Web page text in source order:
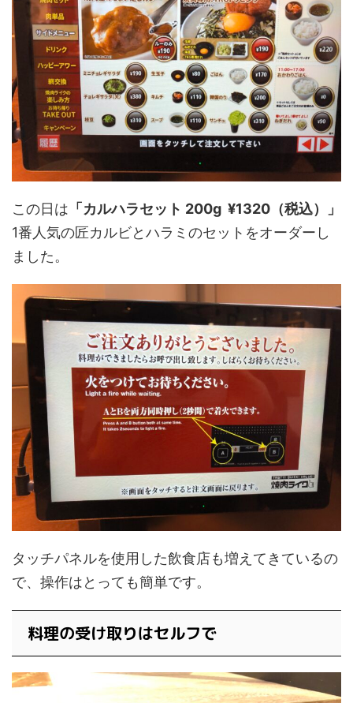
この日は 「カルハラセット 200g ¥1320（税込）」
1番人気の匠カルビとハラミのセットをオーダーし
ました。
タッチパネルを使用した飲食店も増えてきているの
で、操作はとっても簡単です。
料理の受け取りはセルフで